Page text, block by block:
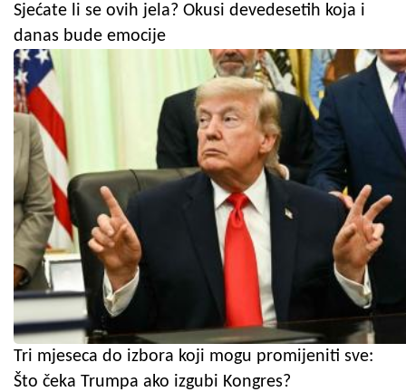
Sjećate li se ovih jela? Okusi devedesetih koja i
danas bude emocije
Tri mjeseca do izbora koji mogu promijeniti sve:
Što čeka Trumpa ako izgubi Kongres?